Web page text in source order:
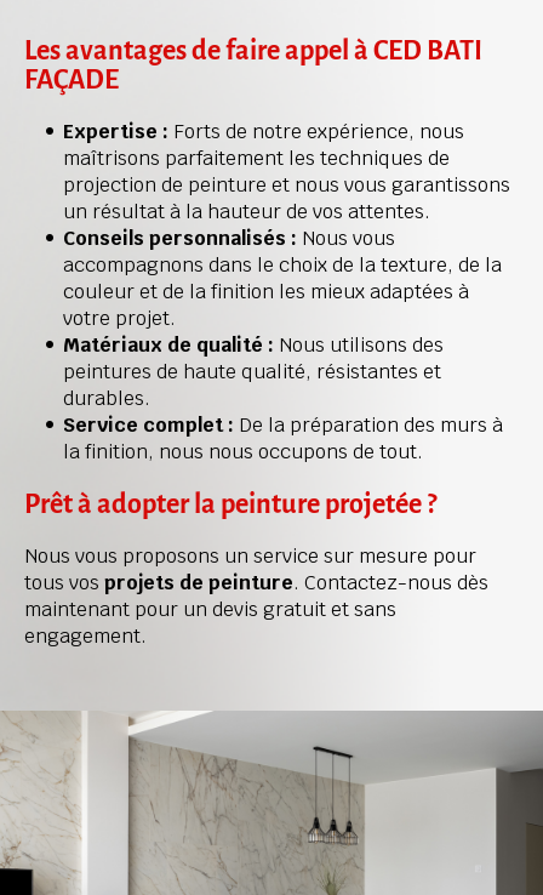
Les avantages de faire appel à CED BATI
FAÇADE
Expertise : Forts de notre expérience, nous
maîtrisons parfaitement les techniques de
projection de peinture et nous vous garantissons
un résultat à la hauteur de vos attentes.
Conseils personnalisés : Nous vous
accompagnons dans le choix de la texture, de la
couleur et de la finition les mieux adaptées à
votre projet.
Matériaux de qualité : Nous utilisons des
peintures de haute qualité, résistantes et
durables.
Service complet : De la préparation des murs à
la finition, nous nous occupons de tout.
Prêt à adopter la peinture projetée ?
Nous vous proposons un service sur mesure pour
tous vos projets de peinture. Contactez-nous dès
maintenant pour un devis gratuit et sans
engagement.